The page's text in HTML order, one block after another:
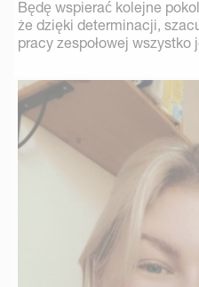
Będę wspierać kolejne
że dzięki determinacji,
pracy zespołowej wszystko